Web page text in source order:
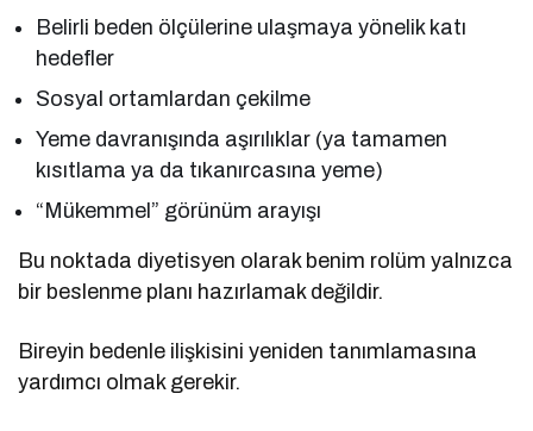
Belirli beden ölçülerine ulaşmaya yönelik katı
hedefler
Sosyal ortamlardan çekilme
Yeme davranışında aşırılıklar (ya tamamen
kısıtlama ya da tıkanırcasına yeme)
“Mükemmel” görünüm arayışı
Bu noktada diyetisyen olarak benim rolüm yalnızca
bir beslenme planı hazırlamak değildir.
Bireyin bedenle ilişkisini yeniden tanımlamasına
yardımcı olmak gerekir.